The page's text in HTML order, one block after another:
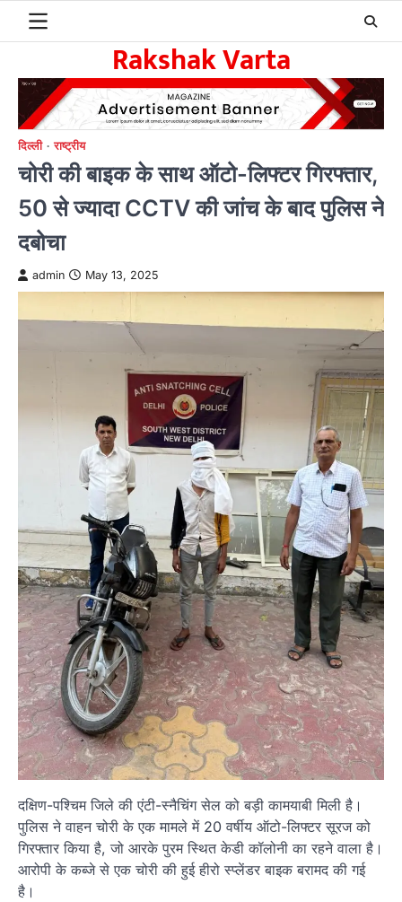
Rakshak Varta
दिल्ली राष्ट्रीय
चोरी की बाइक के साथ ऑटो-लिफ्टर गिरफ्तार,
50 से ज्यादा CCTV की जांच के बाद पुलिस ने
दबोचा
admin May 13, 2025
दक्षिण-पश्चिम जिले की एंटी-स्नैचिंग सेल को बड़ी कामयाबी मिली है।
पुलिस ने वाहन चोरी के एक मामले में 20 वर्षीय ऑटो-लिफ्टर सूरज को
गिरफ्तार किया है, जो आरके पुरम स्थित केडी कॉलोनी का रहने वाला है।
आरोपी के कब्जे से एक चोरी की हुई हीरो स्प्लेंडर बाइक बरामद की गई
है।